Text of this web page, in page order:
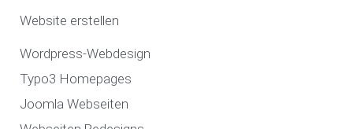
Website erstellen
Wordpress-Webdesign
Typo3 Homepages
Joomla Webseiten